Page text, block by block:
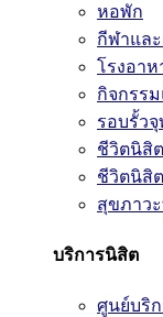
หอพัก
กีฬาแล
โรงอาห
กิจกรร
รอบรั้วจุ
ชีวิตนิสิ
ชีวิตนิสิ
สุขภาว
บริการนิสิต
ศูนย์บริ